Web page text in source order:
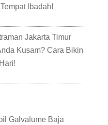
Ibadah!
Jakarta Timur
Kusam? Cara Bikin
Galvalume Baja